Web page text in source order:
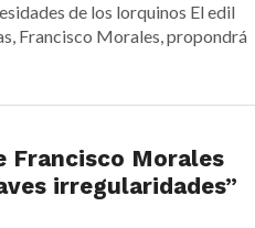
de los lorquinos El edil
Francisco Morales, propondrá
Francisco Morales
irregularidades”